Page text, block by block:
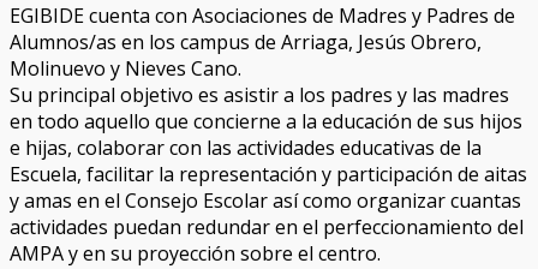
EGIBIDE cuenta con Asociaciones de Madres y Padres de
Alumnos/as en los campus de Arriaga, Jesús Obrero,
Molinuevo y Nieves Cano.
Su principal objetivo es asistir a los padres y las madres
en todo aquello que concierne a la educación de sus hijos
e hijas, colaborar con las actividades educativas de la
Escuela, facilitar la representación y participación de aitas
y amas en el Consejo Escolar así como organizar cuantas
actividades puedan redundar en el perfeccionamiento del
AMPA y en su proyección sobre el centro.